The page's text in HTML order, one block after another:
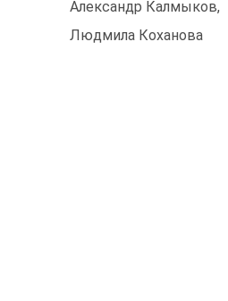
Александр Калмыков,
Людмила Коханова